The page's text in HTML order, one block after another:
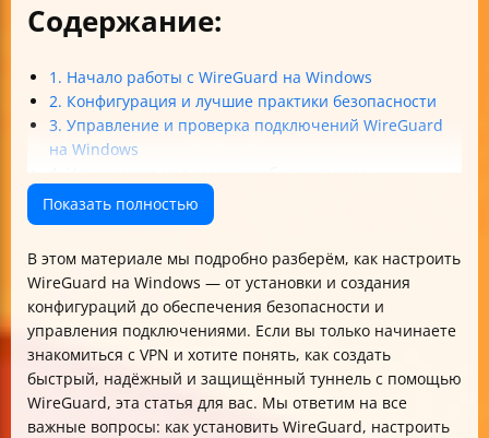
Содержание:
1. Начало работы с WireGuard на Windows
2. Конфигурация и лучшие практики безопасности
3. Управление и проверка подключений WireGuard
на Windows
Итог
Показать полностью
В этом материале мы подробно разберём, как настроить
WireGuard на Windows — от установки и создания
конфигураций до обеспечения безопасности и
управления подключениями. Если вы только начинаете
знакомиться с VPN и хотите понять, как создать
быстрый, надёжный и защищённый туннель с помощью
WireGuard, эта статья для вас. Мы ответим на все
важные вопросы: как установить WireGuard, настроить